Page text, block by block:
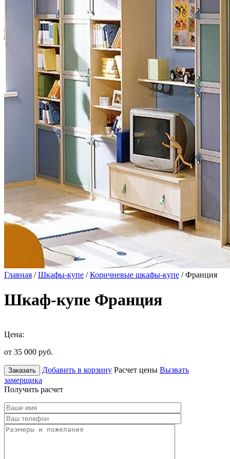
Главная /Шкафы-купе /Коричневые шкафы-купе / Франция
Шкаф-купе Франция
Цена:
от 35 000 руб.
Заказать Добавить в корзину Расчет цены Вызвать
замерщика
Получить расчет